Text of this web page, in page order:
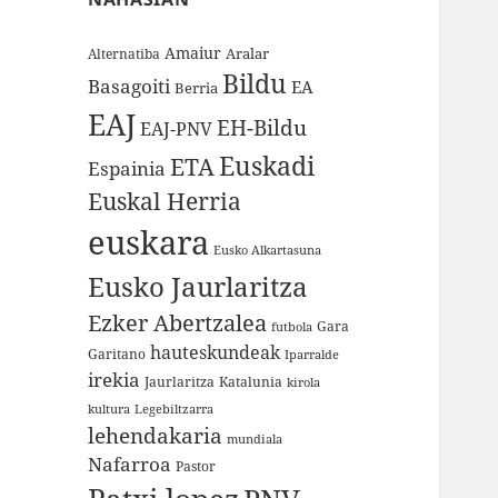
Alternatiba Amaiur Aralar
Basagoiti Berria Bildu EA
EAJEAJ-PNVEH-Bildu
Espainia ETAEuskadi
Euskal Herria
euskara Eusko Alkartasuna
Eusko Jaurlaritza
Ezker Abertzalea futbola Gara
Garitano hauteskundeak Iparralde
irekia Jaurlaritza Katalunia kirola
kultura Legebiltzarra
lehendakaria mundiala
Nafarroa Pastor